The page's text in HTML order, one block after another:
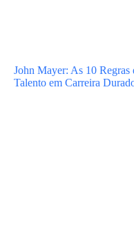
John Mayer: As 10 Regras
Talento em Carreira